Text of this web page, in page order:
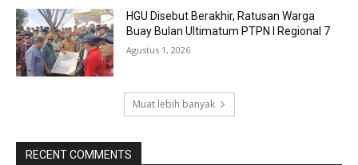
HGU Disebut Berakhir, Ratusan Warga
Buay Bulan Ultimatum PTPN I Regional 7
Agustus 1, 2026
Muat lebih banyak
RECENT COMMENTS